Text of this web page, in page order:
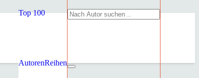
Top 100
AutorenReihen